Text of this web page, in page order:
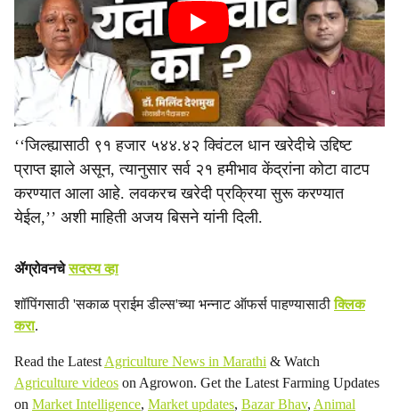
‘‘जिल्ह्यासाठी ९१ हजार ५४४.४२ क्विंटल धान खरेदीचे उद्दिष्ट
प्राप्त झाले असून, त्यानुसार सर्व २१ हमीभाव केंद्रांना कोटा वाटप
करण्यात आला आहे. लवकरच खरेदी प्रक्रिया सुरू करण्यात
येईल,’’ अशी माहिती अजय बिसने यांनी दिली.
ॲग्रोवनचेसदस्य व्हा
शॉपिंगसाठी 'सकाळ प्राईम डील्स'च्या भन्नाट ऑफर्स पाहण्यासाठीक्लिक
करा.
Read the Latest Agriculture News in Marathi & Watch
Agriculture videos on Agrowon. Get the Latest Farming Updates
on Market Intelligence, Market updates, Bazar Bhav, Animal